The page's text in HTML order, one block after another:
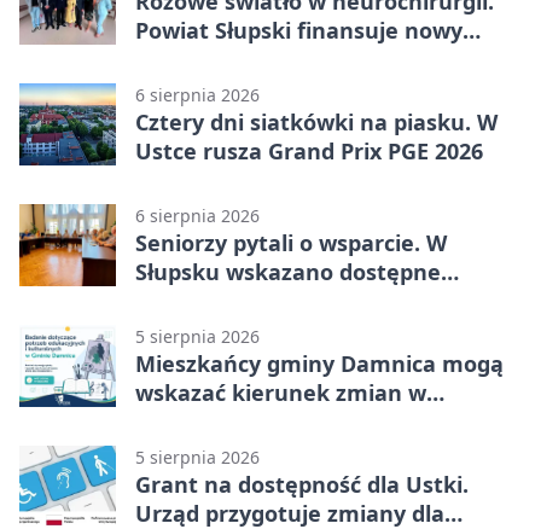
Powiat Słupski finansuje nowy
6 sierpnia 2026
Cztery dni siatkówki na piasku. W
Ustce rusza Grand Prix PGE 2026
6 sierpnia 2026
Seniorzy pytali o wsparcie. W
Słupsku wskazano dostępne
5 sierpnia 2026
Mieszkańcy gminy Damnica mogą
wskazać kierunek zmian w
5 sierpnia 2026
Grant na dostępność dla Ustki.
Urząd przygotuje zmiany dla